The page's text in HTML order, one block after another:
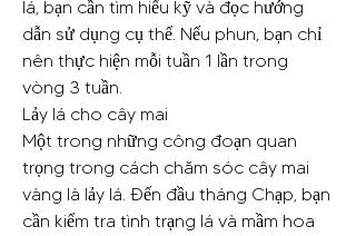
lá, bạn cần tìm hiểu kỹ và đọc hướng
dẫn sử dụng cụ thể. Nếu phun, bạn chỉ
nên thực hiện mỗi tuần 1 lần trong
vòng 3 tuần.
Lảy lá cho cây mai
Một trong những công đoạn quan
trọng trong cách chăm sóc cây mai
vàng là lảy lá. Đến đầu tháng Chạp, bạn
cần kiểm tra tình trạng lá và mầm hoa